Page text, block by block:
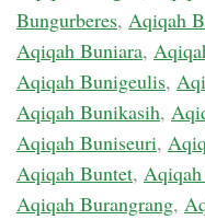
Bungurberes, Aqiqah
Aqiqah Buniara,
Aqiqah Bunigeulis,
Aqiqah Bunikasih,
Aqiqah Buniseuri,
Aqiqah Buntet,
Aqiqah Burangrang,